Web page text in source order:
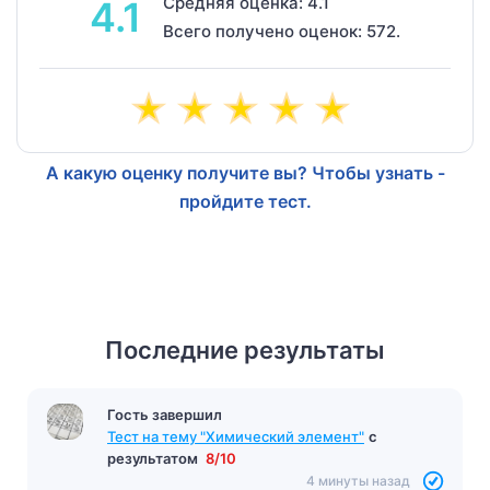
4.1
Всего получено оценок: 572.
А какую оценку получите вы? Чтобы узнать -
пройдите тест.
Последние результаты
Гость завершил
Тест на тему "Химический элемент" с
результатом 8/10
4 минуты назад